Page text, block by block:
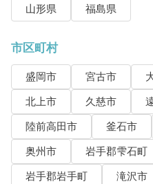
山形県
福島県
市区町村
盛岡市 宮古市
北上市
久慈市
陸前高田市
釜石市
奥州市
岩手郡雫石町
岩手郡岩手町
滝沢市